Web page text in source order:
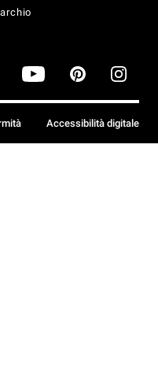
Accessibilità digitale